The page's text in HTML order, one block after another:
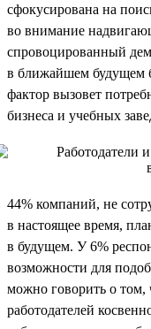
сфокусирована на
во внимание
спровоцированный
в ближайшем будущем
фактор вызовет
бизнеса и учебных
44% компаний, не
в настоящее время,
в будущем. У 6%
возможности для
можно говорить о
работодателей